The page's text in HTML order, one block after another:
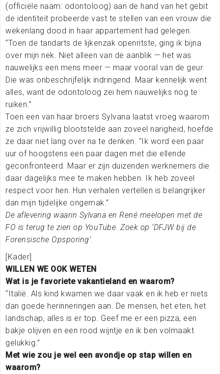
(officiële naam: odontoloog) aan de hand van het gebit
de identiteit probeerde vast te stellen van een vrouw die
wekenlang dood in haar appartement had gelegen.
“Toen de tandarts de lijkenzak openritste, ging ik bijna
over mijn nek. Niet alleen van de aanblik — het was
nauwelijks een mens meer — maar vooral van de geur.
Die was onbeschrijfelijk indringend. Maar kennelijk went
alles, want de odontoloog zei hem nauwelijks nog te
ruiken.”
Toen een van haar broers Sylvana laatst vroeg waarom
ze zich vrijwillig blootstelde aan zoveel narigheid, hoefde
ze daar niet lang over na te denken. “Ik word een paar
uur of hoogstens een paar dagen met die ellende
geconfronteerd. Maar er zijn duizenden werknemers die
daar dagelijks mee te maken hebben. Ik heb zoveel
respect voor hen. Hun verhalen vertellen is belangrijker
dan mijn tijdelijke ongemak.”
De aflevering waarin Sylvana en René meelopen met de
FO is terug te zien op YouTube. Zoek op ‘DFJW bij de
Forensische Opsporing’.
[Kader]
WILLEN WE OOK WETEN
Wat is je favoriete vakantieland en waarom?
“Italië. Als kind kwamen we daar vaak en ik heb er niets
dan goede herinneringen aan. De mensen, het eten, het
landschap, alles is er top. Geef me er een pizza, een
bakje olijven en een rood wijntje en ik ben volmaakt
gelukkig.”
Met wie zou je wel een avondje op stap willen en
waarom?